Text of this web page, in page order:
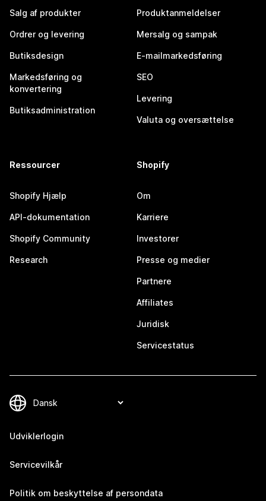
Salg af produkter
Ordrer og levering
Butiksdesign
Markedsføring og
konvertering
Butiksadministration
Produktanmeldelser
Mersalg og sampak
E-mailmarkedsføring
SEO
Levering
Valuta og oversættelse
Ressourcer
Shopify Hjælp
API-dokumentation
Shopify Community
Research
Shopify
Om
Karriere
Investorer
Presse og medier
Partnere
Affiliates
Juridisk
Servicestatus
Udviklerlogin
Servicevilkår
Politik om beskyttelse af persondata